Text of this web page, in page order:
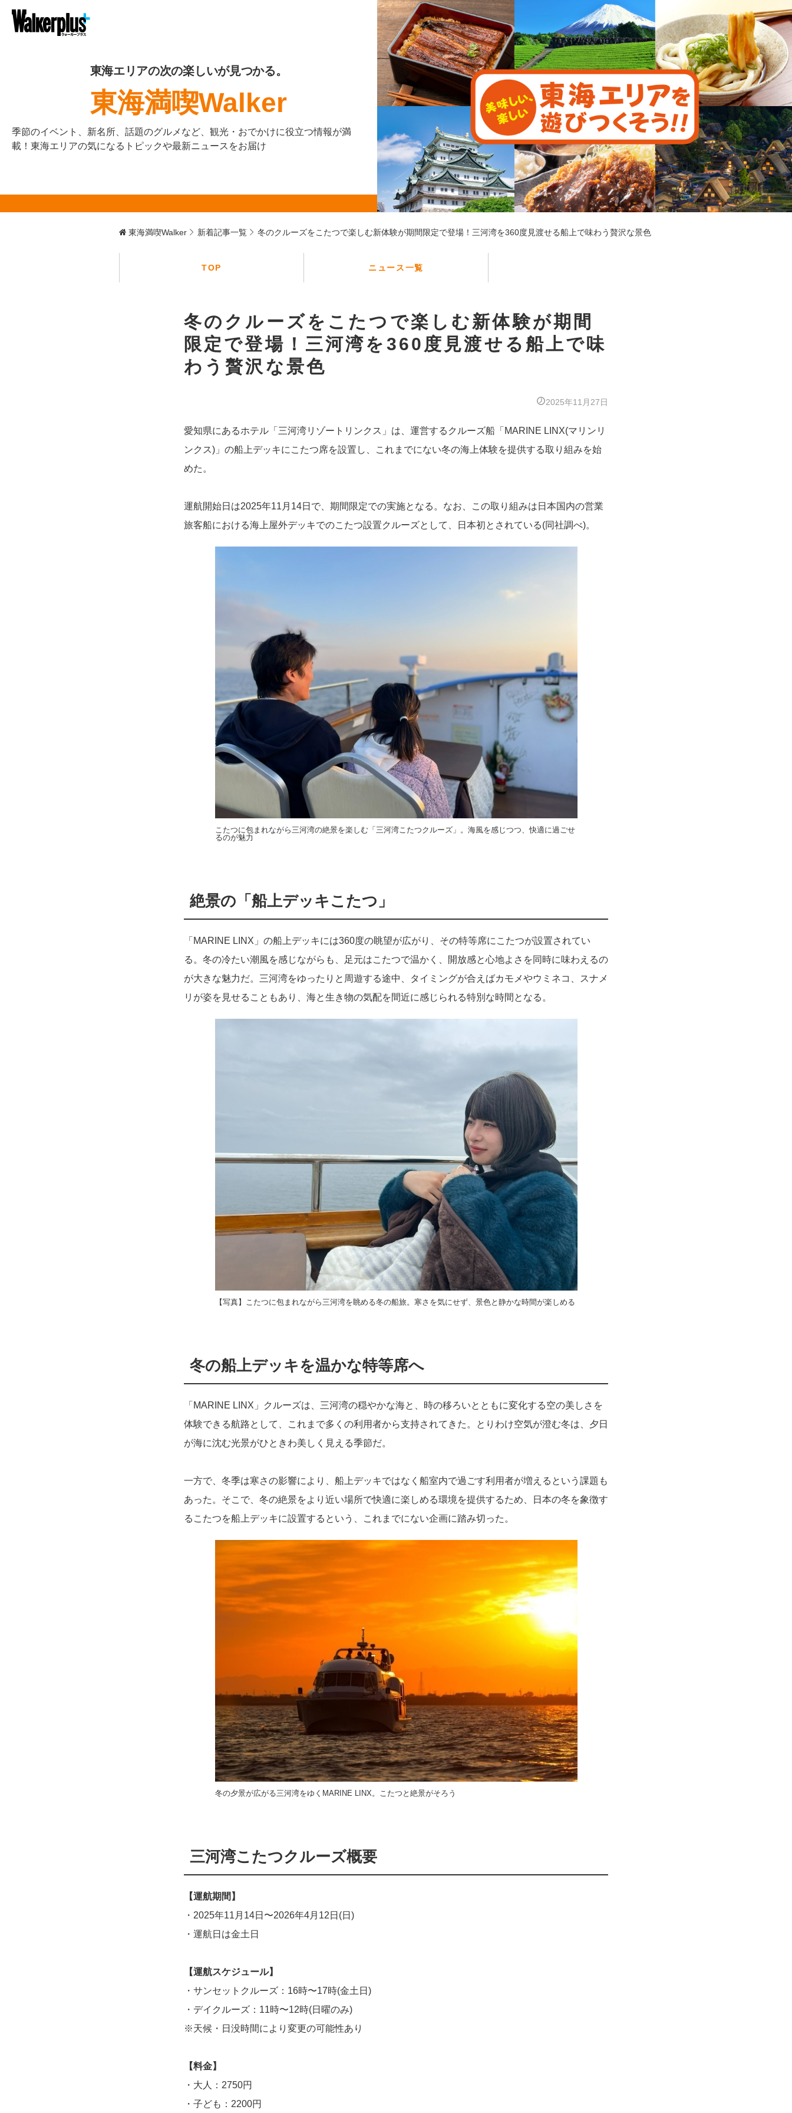
東海エリアの次の楽しいが見つかる。
東海満喫Walker
季節のイベント、新名所、話題のグルメなど、観光・おでかけに役立つ情報が満
載！東海エリアの気になるトピックや最新ニュースをお届け
東海満喫Walker 新着記事一覧 冬のクルーズをこたつで楽しむ新体験が期間限定で登場！三河湾を360度見渡せる船上で味わう贅沢な景色
TOP ニュース一覧
冬のクルーズをこたつで楽しむ新体験が期間
限定で登場！三河湾を360度見渡せる船上で味
わう贅沢な景色
2025年11月27日
愛知県にあるホテル「三河湾リゾートリンクス」は、運営するクルーズ船「MARINE LINX(マリンリ
ンクス)」の船上デッキにこたつ席を設置し、これまでにない冬の海上体験を提供する取り組みを始
めた。
運航開始日は2025年11月14日で、期間限定での実施となる。なお、この取り組みは日本国内の営業
旅客船における海上屋外デッキでのこたつ設置クルーズとして、日本初とされている(同社調べ)。
こたつに包まれながら三河湾の絶景を楽しむ「三河湾こたつクルーズ」。海風を感じつつ、快適に過ごせ
るのが魅力
絶景の「船上デッキこたつ」
「MARINE LINX」の船上デッキには360度の眺望が広がり、その特等席にこたつが設置されてい
る。冬の冷たい潮風を感じながらも、足元はこたつで温かく、開放感と心地よさを同時に味わえるの
が大きな魅力だ。三河湾をゆったりと周遊する途中、タイミングが合えばカモメやウミネコ、スナメ
リが姿を見せることもあり、海と生き物の気配を間近に感じられる特別な時間となる。
【写真】こたつに包まれながら三河湾を眺める冬の船旅。寒さを気にせず、景色と静かな時間が楽しめる
冬の船上デッキを温かな特等席へ
「MARINE LINX」クルーズは、三河湾の穏やかな海と、時の移ろいとともに変化する空の美しさを
体験できる航路として、これまで多くの利用者から支持されてきた。とりわけ空気が澄む冬は、夕日
が海に沈む光景がひときわ美しく見える季節だ。
一方で、冬季は寒さの影響により、船上デッキではなく船室内で過ごす利用者が増えるという課題も
あった。そこで、冬の絶景をより近い場所で快適に楽しめる環境を提供するため、日本の冬を象徴す
るこたつを船上デッキに設置するという、これまでにない企画に踏み切った。
冬の夕景が広がる三河湾をゆくMARINE LINX。こたつと絶景がそろう
三河湾こたつクルーズ概要
【運航期間】
・2025年11月14日〜2026年4月12日(日)
・運航日は金土日
【運航スケジュール】
・サンセットクルーズ：16時〜17時(金土日)
・デイクルーズ：11時〜12時(日曜のみ)
※天候・日没時間により変更の可能性あり
【料金】
・大人：2750円
・子ども：2200円